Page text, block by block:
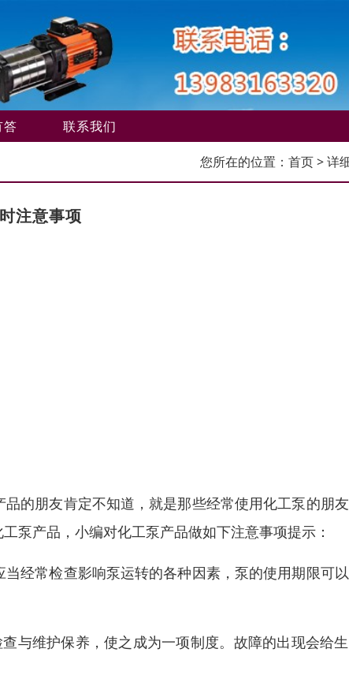
答 联系我们
您所在的位置： 首页> 详
注意事项
的朋友肯定不知道，就是那些经常使用化工泵的朋
泵产品，小编对化工泵产品做如下注意事项提示：
经常检查影响泵运转的各种因素，泵的使用期限可
与维护保养，使之成为一项制度。故障的出现会给